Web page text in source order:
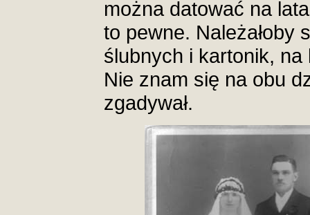
można datować na
to pewne. Należałoby
ślubnych i kartonik,
Nie znam się na obu
zgadywał.